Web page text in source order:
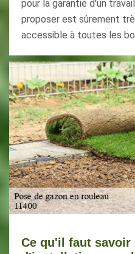
pour la garantie d'un
proposer est sûrement
accessible à toutes les
Ce qu'il faut savoir